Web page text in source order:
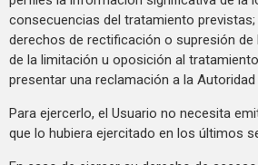
consecuencias del tratamiento
derechos de rectificación o supresión
de la limitación u oposición al
presentar una reclamación a la
Para ejercerlo, el Usuario no necesita
que lo hubiera ejercitado en los últimos